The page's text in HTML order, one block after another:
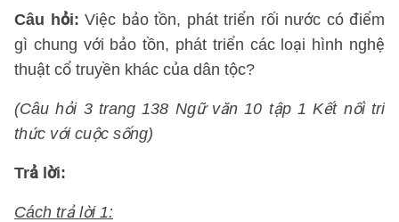
Câu hỏi: Việc bảo tồn, phát triển rối nước có điểm
gì chung với bảo tồn, phát triển các loại hình nghệ
thuật cổ truyền khác của dân tộc?
(Câu hỏi 3 trang 138 Ngữ văn 10 tập 1 Kết nối tri
thức với cuộc sống)
Trả lời:
Cách trả lời 1: